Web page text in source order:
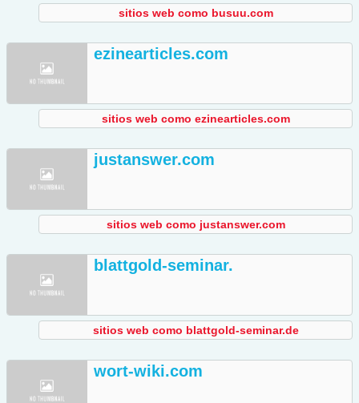
sitios web como busuu.com
ezinearticles.com
sitios web como ezinearticles.com
justanswer.com
sitios web como justanswer.com
blattgold-seminar.
sitios web como blattgold-seminar.de
wort-wiki.com